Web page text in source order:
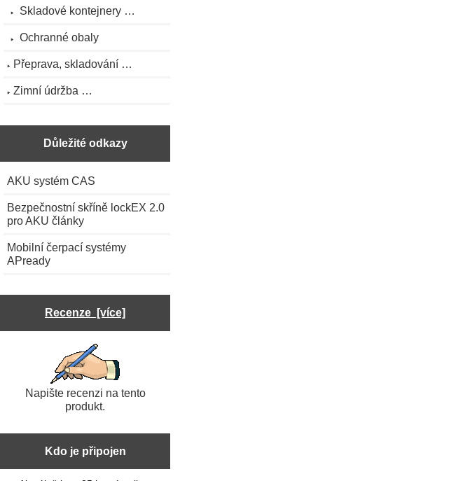
Skladové kontejnery …
Ochranné obaly
Přeprava, skladování …
Zimní údržba …
Důležité odkazy
AKU systém CAS
Bezpečnostní skříně lockEX 2.0
pro AKU články
Mobilní čerpací systémy
APready
Recenze [více]
Napište recenzi na tento
produkt.
Kdo je připojen